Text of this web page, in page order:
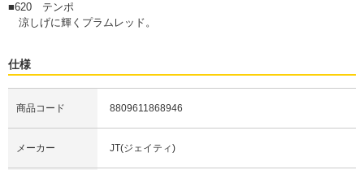
■620 テンポ
涼しげに輝くプラムレッド。
仕様
商品コード 8809611868946
メーカー JT(ジェイティ)